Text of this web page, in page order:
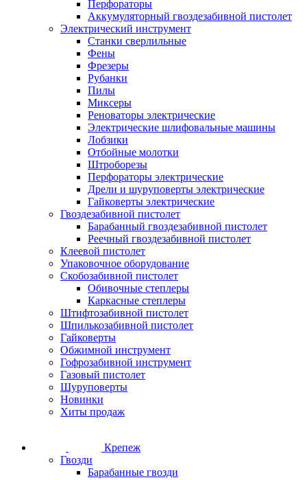
Перфораторы
Аккумуляторный гвоздезабивной пистолет
Электрический инструмент
Станки сверлильные
Фены
Фрезеры
Рубанки
Пилы
Миксеры
Реноваторы электрические
Электрические шлифовальные машины
Лобзики
Отбойные молотки
Штроборезы
Перфораторы электрические
Дрели и шуруповерты электрические
Гайковерты электрические
Гвоздезабивной пистолет
Барабанный гвоздезабивной пистолет
Реечный гвоздезабивной пистолет
Клеевой пистолет
Упаковочное оборудование
Скобозабивной пистолет
Обивочные степлеры
Каркасные степлеры
Штифтозабивной пистолет
Шпилькозабивной пистолет
Гайковерты
Обжимной инструмент
Гофрозабивной инструмент
Газовый пистолет
Шуруповерты
Новинки
Хиты продаж
Крепеж
Гвозди
Барабанные гвозди